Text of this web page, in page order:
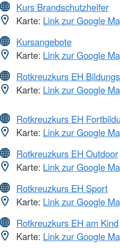
Kurs Brandschutzhelfer
Karte: Link zur Google
Kursangebote
Karte: Link zur Google
Rotkreuzkurs EH
Karte: Link zur Google
Rotkreuzkurs EH
Karte: Link zur Google
Rotkreuzkurs EH Outdoor
Karte: Link zur Google
Rotkreuzkurs EH Sport
Karte: Link zur Google
Rotkreuzkurs EH am Kind
Karte: Link zur Google